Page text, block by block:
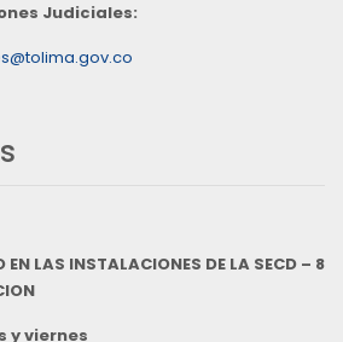
Judiciales:
LAS INSTALACIONES DE LA SECD – 8
y viernes